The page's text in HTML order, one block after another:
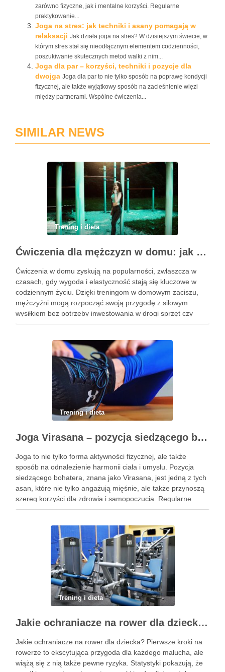
zarówno fizyczne, jak i mentalne korzyści. Regularne
praktykowanie...
Joga na stres: jak techniki i asany pomagają w
relaksacji Jak działa joga na stres? W dzisiejszym świecie, w
którym stres stał się nieodłącznym elementem codzienności,
poszukiwanie skutecznych metod walki z nim...
Joga dla par – korzyści, techniki i pozycje dla
dwojga Joga dla par to nie tylko sposób na poprawę kondycji
fizycznej, ale także wyjątkowy sposób na zacieśnienie więzi
między partnerami. Wspólne ćwiczenia...
SIMILAR NEWS
Trening i dieta
Ćwiczenia dla mężczyzn w domu: jak zacząć i utrzymać motywację
Ćwiczenia w domu zyskują na popularności, zwłaszcza w
czasach, gdy wygoda i elastyczność stają się kluczowe w
codziennym życiu. Dzięki treningom w domowym zaciszu,
mężczyźni mogą rozpocząć swoją przygodę z siłowym
wysiłkiem bez potrzeby inwestowania w drogi sprzęt czy
dojazdy do siłowni. Regularne ćwiczenia, które można
Trening i dieta
Joga Virasana – pozycja siedzącego bohatera i jej korzyści
Joga to nie tylko forma aktywności fizycznej, ale także
sposób na odnalezienie harmonii ciała i umysłu. Pozycja
siedzącego bohatera, znana jako Virasana, jest jedną z tych
asan, które nie tylko angażują mięśnie, ale także przynoszą
szereg korzyści dla zdrowia i samopoczucia. Regularne
praktykowanie tej pozycji może poprawić elastyczność
Trening i dieta
Jakie ochraniacze na rower dla dziecka wybrać? Praktyczny poradnik
Jakie ochraniacze na rower dla dziecka? Pierwsze kroki na
rowerze to ekscytująca przygoda dla każdego malucha, ale
wiążą się z nią także pewne ryzyka. Statystyki pokazują, że